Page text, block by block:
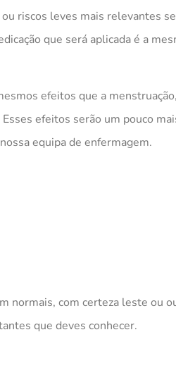
riscos leves mais relevantes
que será aplicada é a
efeitos que a
efeitos serão um pouco
equipade enfermagem.
normais, com certeza leste ou
que deves conhecer.